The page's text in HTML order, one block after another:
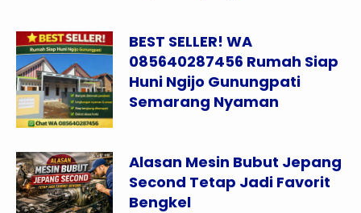
BEST SELLER! WA
085640287456 Rumah Siap
Huni Ngijo Gunungpati
Semarang Nyaman
Alasan Mesin Bubut Jepang
Second Tetap Jadi Favorit
Bengkel